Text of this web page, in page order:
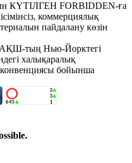
КҮТІЛГЕН FORBIDDEN-ға
коммерциялық
пайдалану көзін
АҚШ-тың Нью-Йорктегі
халықаралық
конвенциясы бойынша